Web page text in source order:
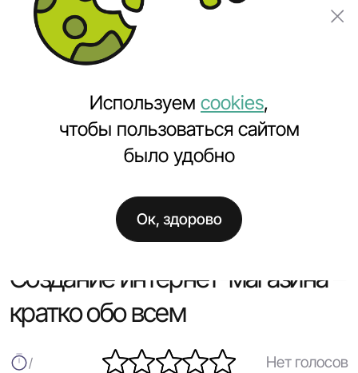
Создание интернет-магазина – кратко обо всем
Создание интернет-магазина –
кратко обо всем
Нет голосов
Используем cookies,
чтобы пользоваться сайтом
было удобно
Ок, здорово